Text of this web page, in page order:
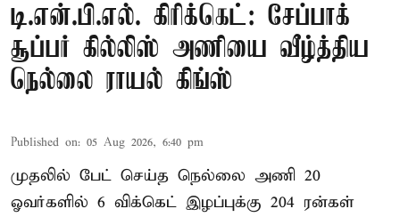
டி.என்.பி.எல். கிரிக்கெட்: சேப்பாக்
சூப்பர் கில்லிஸ் அணியை வீழ்த்திய
நெல்லை ராயல் கிங்ஸ்
Published on: 05 Aug 2026, 6:40 pm
முதலில் பேட் செய்த நெல்லை அணி 20
ஓவர்களில் 6 விக்கெட் இழப்புக்கு 204 ரன்கள்